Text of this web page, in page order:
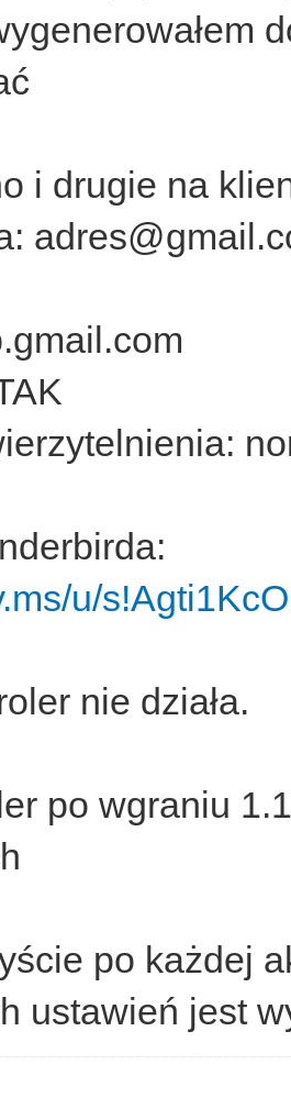
i drugie na
u/
nie działa.
po wgraniu
po każdej
ustawień jest